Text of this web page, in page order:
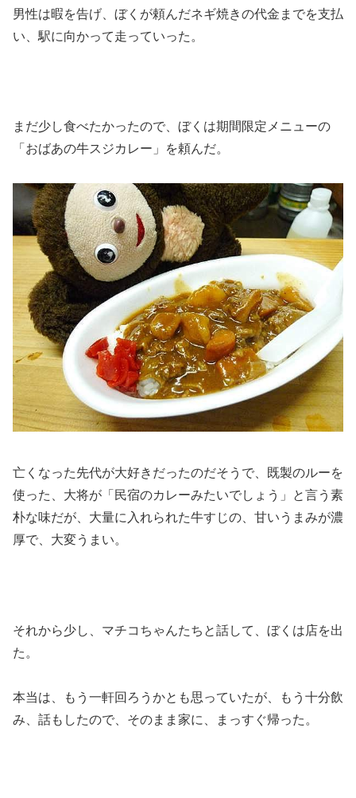
男性は暇を告げ、ぼくが頼んだネギ焼きの代金までを支払
い、駅に向かって走っていった。
まだ少し食べたかったので、ぼくは期間限定メニューの
「おばあの牛スジカレー」を頼んだ。
亡くなった先代が大好きだったのだそうで、既製のルーを
使った、大将が「民宿のカレーみたいでしょう」と言う素
朴な味だが、大量に入れられた牛すじの、甘いうまみが濃
厚で、大変うまい。
それから少し、マチコちゃんたちと話して、ぼくは店を出
た。
本当は、もう一軒回ろうかとも思っていたが、もう十分飲
み、話もしたので、そのまま家に、まっすぐ帰った。